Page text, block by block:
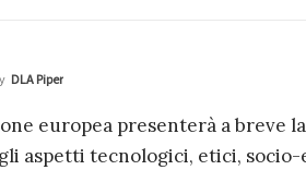
DLA Piper
europea presenterà a breve
aspetti tecnologici, etici,